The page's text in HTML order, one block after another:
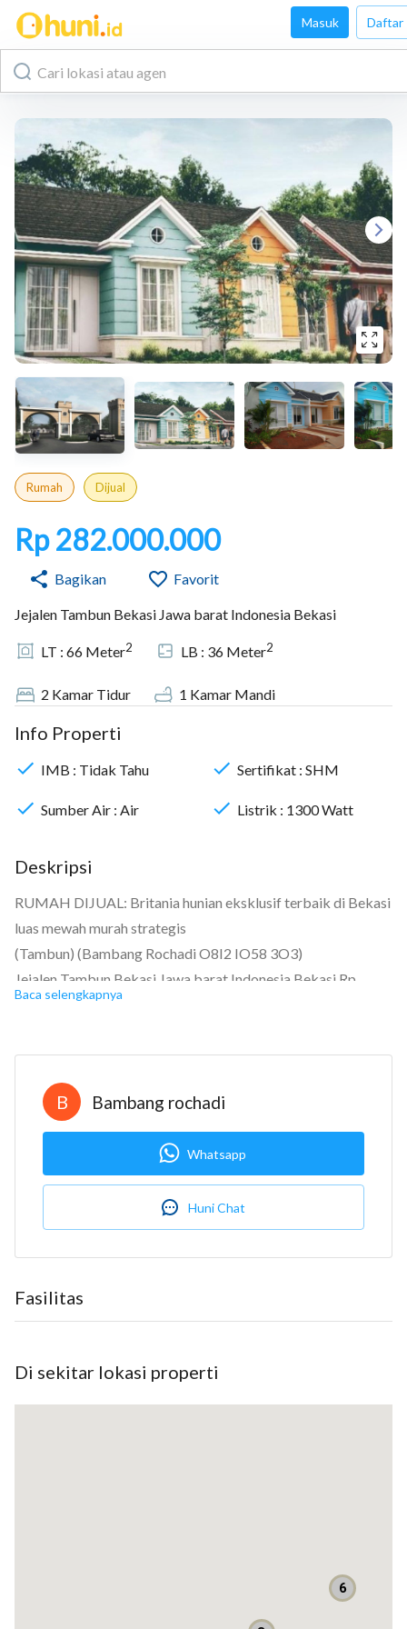
Masuk Daftar
Rumah Dijual
Rp 282.000.000
Bagikan Favorit
Jejalen Tambun Bekasi Jawa barat Indonesia Bekasi
LT : 66 Meter2 LB : 36 Meter2
2 Kamar Tidur 1 Kamar Mandi
Info Properti
IMB : Tidak Tahu Sertifikat : SHM
Sumber Air : Air Listrik : 1300Watt
Deskripsi
RUMAH DIJUAL: Britania hunian eksklusif terbaik di Bekasi
luas mewah murah strategis
(Tambun) (Bambang Rochadi O8I2 IO58 3O3)
Jejalen Tambun Bekasi Jawa barat Indonesia Bekasi Rp.
282.300.000 Sertifikat Hak Milik
Kamar mandi: 1
Garasi: Carport
Luas tanah: 66 m2
Luas bangunan: 36 m2
Bangunan menghadap: Selatan
Britania Bekasi
Hunian Eksklusif Terbaik dan termurah di Bekasi
di Kembangkan di atas Lahan 10 Hektar
Baca selengkapnya
B Bambang rochadi
Whatsapp
Huni Chat
Fasilitas
Di sekitar lokasi properti
6